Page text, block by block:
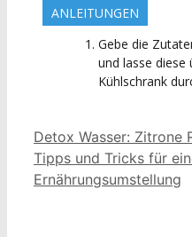
ANLEITUNGEN
Gebe die
und lasse diese
Kühlschrank
Detox Wasser: Zitrone
Tipps und Tricks für
Ernährungsumstellung